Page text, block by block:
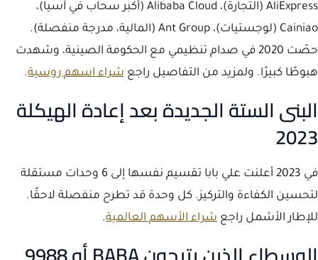
AliExpress (التجارة)، Alibaba Cloud (أكبر سحاب في آسيا)،
Cainiao (لوجستيات)، Ant Group (المالية، مدرجة منفصلة).
حصّت 2020 في صدام تنظيمي مع الحكومة الصينية، وشهدت
هبوطًا كبيرًا. ولمزيد من التفاصيل راجع شراء اسهم روسية.
البنى الستة الجديدة بعد إعادة الهيكلة
2023
في 2023 أعلنت علي بابا تقسيم نفسها إلى 6 وحدات مستقلة
لتحسين الكفاءة والتركيز. كل وحدة قد تطرح منفصلة لاحقًا.
للإطار الأشمل راجع شراء الأسهم العالمية.